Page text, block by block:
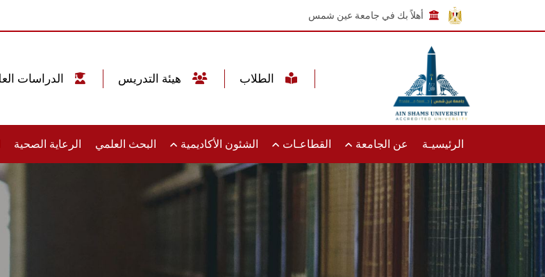
أهلاً بك في جامعة عين شمس
الرئيسيـة عن الجامعة القطاعـات الشئون الأكاديمية البحث العلمي الرعاية الصحية